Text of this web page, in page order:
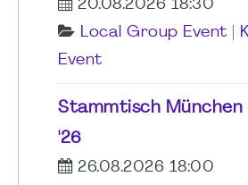
20.08.2026 18:30
Local Group Event
Event
Stammtisch München
'26
26.08.2026 18:00